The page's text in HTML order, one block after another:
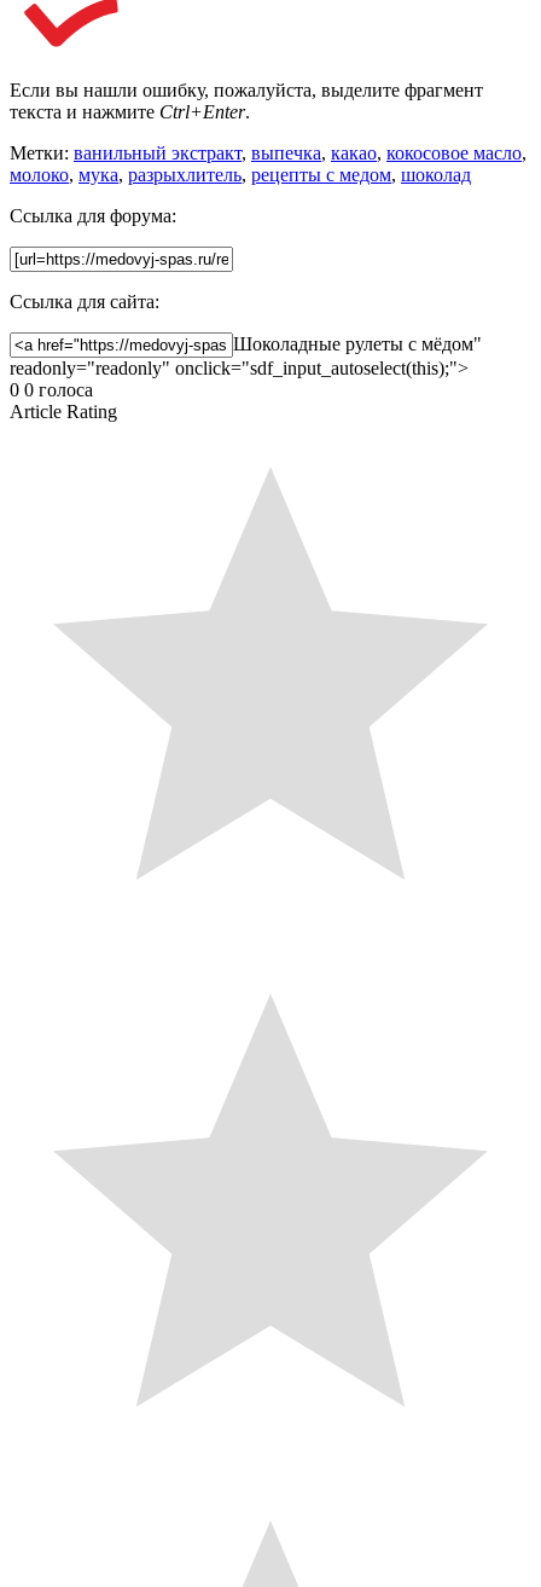
Если вы нашли ошибку, пожалуйста, выделите фрагмент
текста и нажмите Ctrl+Enter.
Метки: ванильный экстракт, выпечка, какао, кокосовое масло,
молоко, мука, разрыхлитель, рецепты с медом, шоколад
Ссылка для форума:
Ссылка для сайта:
Шоколадные рулеты с мёдом"
readonly="readonly" onclick="sdf_input_autoselect(this);">
0 0 голоса
Article Rating